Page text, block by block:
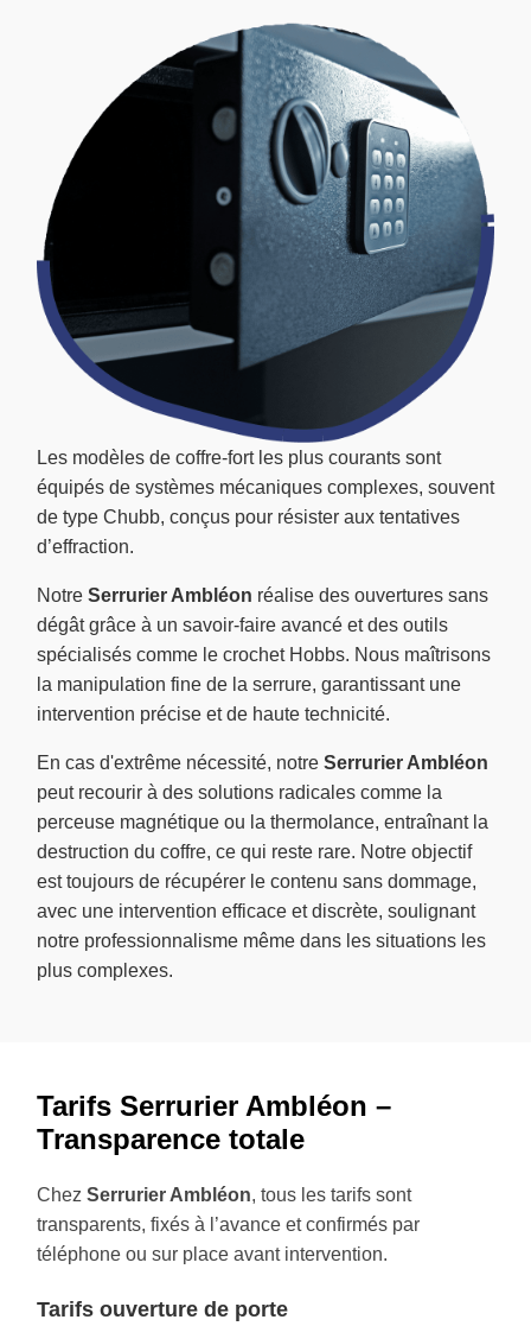
Les modèles de coffre-fort les plus courants sont
équipés de systèmes mécaniques complexes, souvent
de type Chubb, conçus pour résister aux tentatives
d’effraction.
Notre Serrurier Ambléon réalise des ouvertures sans
dégât grâce à un savoir-faire avancé et des outils
spécialisés comme le crochet Hobbs. Nous maîtrisons
la manipulation fine de la serrure, garantissant une
intervention précise et de haute technicité.
En cas d'extrême nécessité, notre Serrurier Ambléon
peut recourir à des solutions radicales comme la
perceuse magnétique ou la thermolance, entraînant la
destruction du coffre, ce qui reste rare. Notre objectif
est toujours de récupérer le contenu sans dommage,
avec une intervention efficace et discrète, soulignant
notre professionnalisme même dans les situations les
plus complexes.
Tarifs Serrurier Ambléon –
Transparence totale
Chez Serrurier Ambléon, tous les tarifs sont
transparents, fixés à l’avance et confirmés par
téléphone ou sur place avant intervention.
Tarifs ouverture de porte